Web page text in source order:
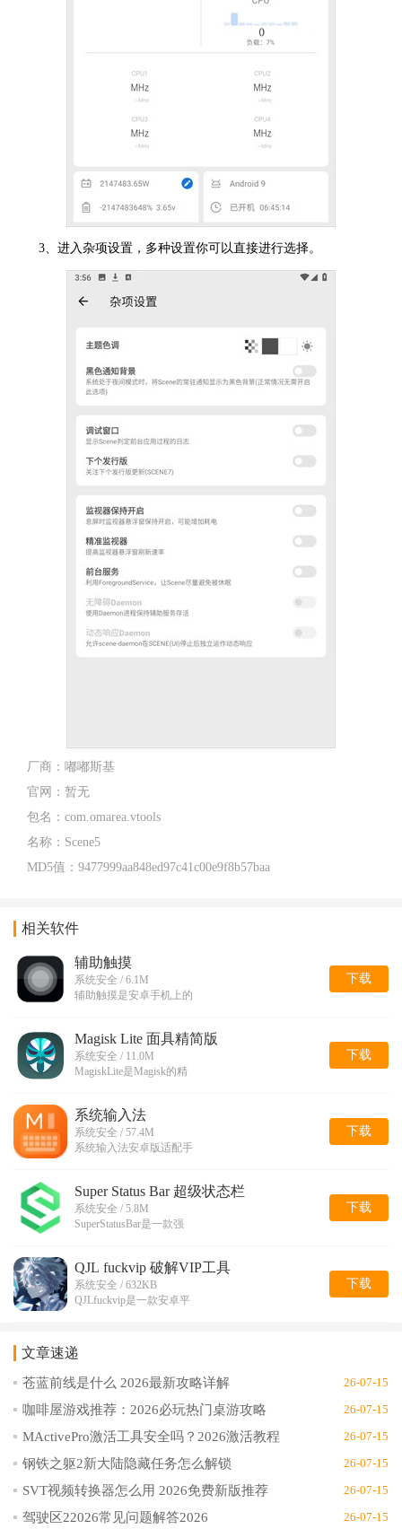
3、进入杂项设置，多种设置你可以直接进行选择。
厂商： 嘟嘟斯基
官网： 暂无
包名： com.omarea.vtools
名称： Scene5
MD5值： 9477999aa848ed97c41c00e9f8b57baa
相关软件
辅助触摸
系统安全 / 6.1M
辅助触摸是安卓手机上的
下载
Magisk Lite 面具精简版
系统安全 / 11.0M
MagiskLite是Magisk的精
下载
系统输入法
系统安全 / 57.4M
系统输入法安卓版适配手
下载
Super Status Bar 超级状态栏
系统安全 / 5.8M
SuperStatusBar是一款强
下载
QJL fuckvip 破解VIP工具
系统安全 / 632KB
QJLfuckvip是一款安卓平
下载
文章速递
苍蓝前线是什么 2026最新攻略详解 26-07-15
咖啡屋游戏推荐：2026必玩热门桌游攻略 26-07-15
MActivePro激活工具安全吗？2026激活教程 26-07-15
钢铁之躯2新大陆隐藏任务怎么解锁 26-07-15
SVT视频转换器怎么用 2026免费新版推荐 26-07-15
驾驶区22026常见问题解答2026 26-07-15